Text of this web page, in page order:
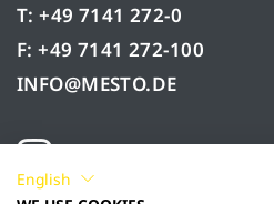
T: +49 7141 272-0
F: +49 7141 272-100
INFO@MESTO.DE
English